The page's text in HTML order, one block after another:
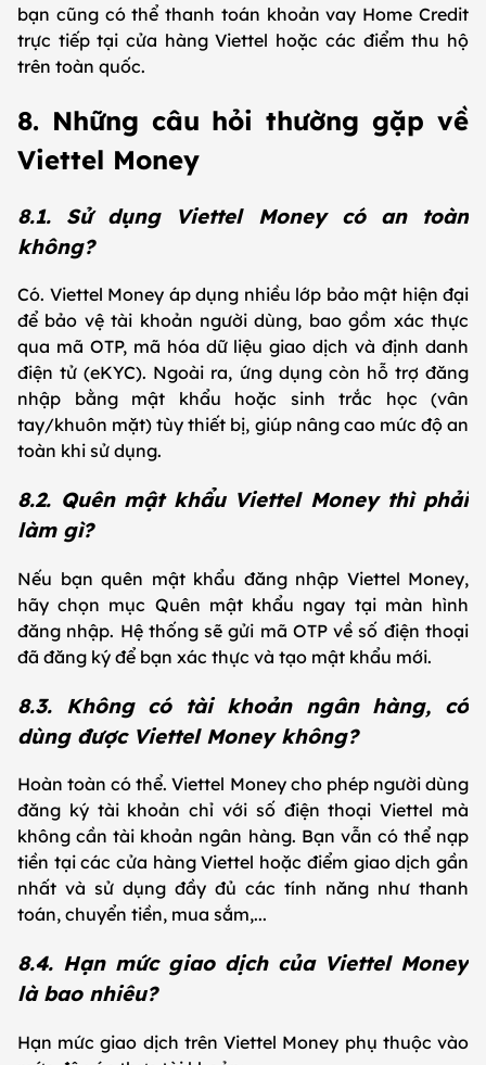
bạn cũng có thể thanh toán khoản vay Home Credit
trực tiếp tại cửa hàng Viettel hoặc các điểm thu hộ
trên toàn quốc.
8. Những câu hỏi thường gặp về
Viettel Money
8.1. Sử dụng Viettel Money có an toàn
không?
Có. Viettel Money áp dụng nhiều lớp bảo mật hiện đại
để bảo vệ tài khoản người dùng, bao gồm xác thực
qua mã OTP, mã hóa dữ liệu giao dịch và định danh
điện tử (eKYC). Ngoài ra, ứng dụng còn hỗ trợ đăng
nhập bằng mật khẩu hoặc sinh trắc học (vân
tay/khuôn mặt) tùy thiết bị, giúp nâng cao mức độ an
toàn khi sử dụng.
8.2. Quên mật khẩu Viettel Money thì phải
làm gì?
Nếu bạn quên mật khẩu đăng nhập Viettel Money,
hãy chọn mục Quên mật khẩu ngay tại màn hình
đăng nhập. Hệ thống sẽ gửi mã OTP về số điện thoại
đã đăng ký để bạn xác thực và tạo mật khẩu mới.
8.3. Không có tài khoản ngân hàng, có
dùng được Viettel Money không?
Hoàn toàn có thể. Viettel Money cho phép người dùng
đăng ký tài khoản chỉ với số điện thoại Viettel mà
không cần tài khoản ngân hàng. Bạn vẫn có thể nạp
tiền tại các cửa hàng Viettel hoặc điểm giao dịch gần
nhất và sử dụng đầy đủ các tính năng như thanh
toán, chuyển tiền, mua sắm,...
8.4. Hạn mức giao dịch của Viettel Money
là bao nhiêu?
Hạn mức giao dịch trên Viettel Money phụ thuộc vào